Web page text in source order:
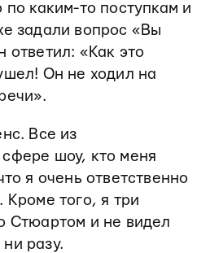
по каким-то поступкам и
задали вопрос «Вы
ответил: «Как это
Он не ходил на
Все из
шоу, кто меня
я очень ответственно
Кроме того, я три
Стюартом и не видел
разу.